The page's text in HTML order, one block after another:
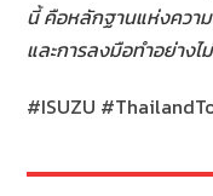
นี้ คือหลักฐานแห่งควา
และการลงมือทำอย่าง
#ISUZU